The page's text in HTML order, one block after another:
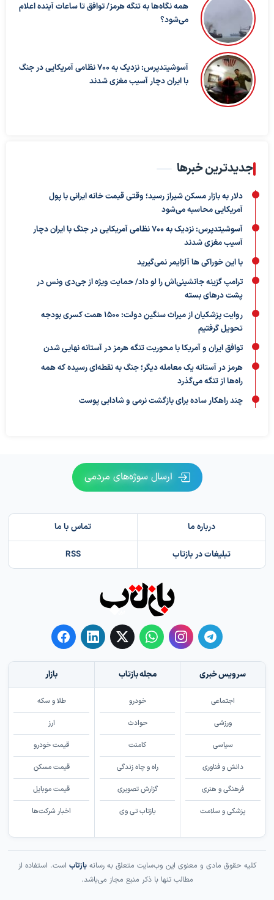
همه نگاه‌ها به تنگه هرمز/ توافق تا ساعات آینده اعلام
می‌شود؟
آسوشیتدپرس: نزدیک به ۷۰۰ نظامی آمریکایی در جنگ
با ایران دچار آسیب مغزی شدند
جدیدترین خبرها
دلار به بازار مسکن شیراز رسید؛ وقتی قیمت خانه ایرانی با پول
آمریکایی محاسبه می‌شود
آسوشیتدپرس: نزدیک به ۷۰۰ نظامی آمریکایی در جنگ با ایران دچار
آسیب مغزی شدند
با این خوراکی ها آلزایمر نمی‌گیرید
ترامپ گزینه جانشینی‌اش را لو داد/ حمایت ویژه از جی‌دی ونس در
پشت درهای بسته
روایت پزشکیان از میراث سنگین دولت: ۱۵۰۰ همت کسری بودجه
تحویل گرفتیم
توافق ایران و آمریکا با محوریت تنگه هرمز در آستانه نهایی شدن
هرمز در آستانه یک معامله دیگر؛ جنگ به نقطه‌ای رسیده که همه
راه‌ها از تنگه می‌گذرد
چند راهکار ساده برای بازگشت نرمی و شادابی پوست
ارسال سوژه‌های مردمی
درباره ما تماس با ما
تبلیغات در بازتاب RSS
سرویس خبری
اجتماعی
ورزشی
سیاسی
دانش و فناوری
فرهنگی و هنری
پزشکی و سلامت
مجله بازتاب
خودرو
حوادث
کامنت
راه و چاه زندگی
گزارش تصویری
بازتاب تی وی
بازار
طلا و سکه
ارز
قیمت خودرو
قیمت مسکن
قیمت موبایل
اخبار شرکت‌ها
کلیه حقوق مادی و معنوی این وب‌سایت متعلق به رسانهبازتاب است. استفاده از
مطالب تنها با ذکر منبع مجاز می‌باشد.